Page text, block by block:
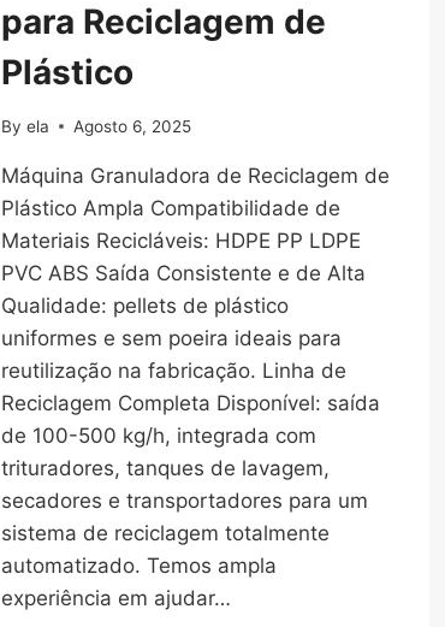
para Reciclagem de
Plástico
By ela Agosto 6, 2025
Máquina Granuladora de Reciclagem de
Plástico Ampla Compatibilidade de
Materiais Recicláveis: HDPE PP LDPE
PVC ABS Saída Consistente e de Alta
Qualidade: pellets de plástico
uniformes e sem poeira ideais para
reutilização na fabricação. Linha de
Reciclagem Completa Disponível: saída
de 100-500 kg/h, integrada com
trituradores, tanques de lavagem,
secadores e transportadores para um
sistema de reciclagem totalmente
automatizado. Temos ampla
experiência em ajudar…